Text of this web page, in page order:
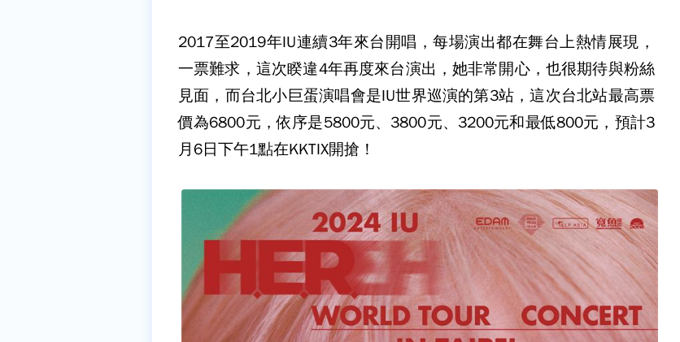
2017至2019年IU連續3年來台開唱，每場演出都在舞台上熱情展現，
一票難求，這次睽違4年再度來台演出，她非常開心，也很期待與粉絲
見面，而台北小巨蛋演唱會是IU世界巡演的第3站，這次台北站最高票
價為6800元，依序是5800元、3800元、3200元和最低800元，預計3
月6日下午1點在KKTIX開搶！